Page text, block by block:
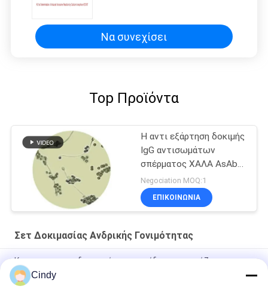
αντίδραση Acrosome από το
ασβέστιο
Να συνεχίσει
Top Προϊόντα
Η αντι εξάρτηση δοκιμής
IgG αντισωμάτων
σπέρματος ΧΑΛΑ AsAb
για την ανοσολογική
στειρότητα
Negociation MOQ:1
ΕΠΙΚΟΙΝΩΝΊΑ
Σετ Δοκιμασίας Ανδρικής Γονιμότητας
Κιτ για τον προσδιορισμό του επιπέδου φρουκτόζης στο
σπερματικό πλάσμα (ενζυμική μέθοδος)
Cindy